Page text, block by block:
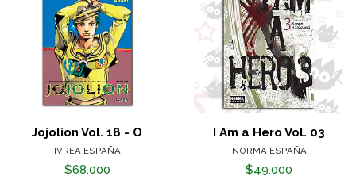
Jojolion Vol. 18 - O
IVREA ESPAÑA
$68.000
I Am a Hero Vol. 03
NORMA ESPAÑA
$49.000